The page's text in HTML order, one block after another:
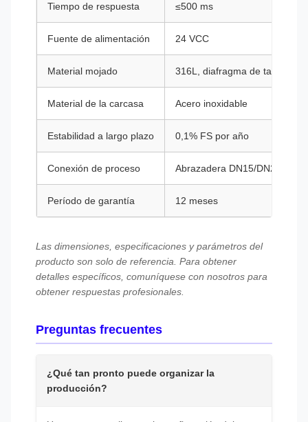
Tiempo de respuesta ≤500 ms
Fuente de alimentación 24 VCC
Material mojado 316L, diafragma de tantalio,
Material de la carcasa Acero inoxidable
Estabilidad a largo plazo 0,1% FS por año
Conexión de proceso Abrazadera DN15/DN25/
Período de garantía 12 meses
Las dimensiones, especificaciones y parámetros del
producto son solo de referencia. Para obtener
detalles específicos, comuníquese con nosotros para
obtener respuestas profesionales.
Preguntas frecuentes
¿Qué tan pronto puede organizar la
producción?